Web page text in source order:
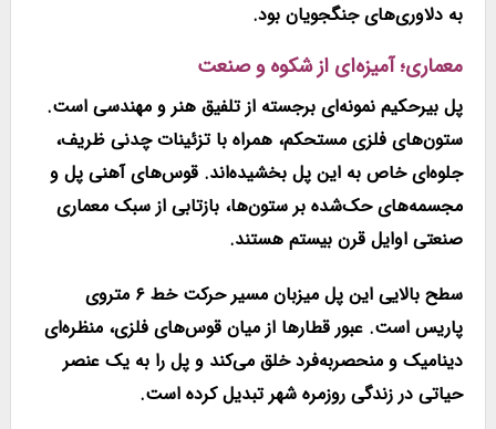
به دلاوری‌های جنگجویان بود.
معماری؛ آمیزه‌ای از شکوه و صنعت
پل بیرحکیم نمونه‌ای برجسته از تلفیق هنر و مهندسی است.
ستون‌های فلزی مستحکم، همراه با تزئینات چدنی ظریف،
جلوه‌ای خاص به این پل بخشیده‌اند. قوس‌های آهنی پل و
مجسمه‌های حک‌شده بر ستون‌ها، بازتابی از سبک معماری
صنعتی اوایل قرن بیستم هستند.
سطح بالایی این پل میزبان مسیر حرکت
خط ۶ متروی
پاریساست. عبور قطارها از میان قوس‌های فلزی، منظره‌ای
دینامیک و منحصر‌به‌فرد خلق می‌کند و پل را به یک عنصر
حیاتی در زندگی روزمره شهر تبدیل کرده است.